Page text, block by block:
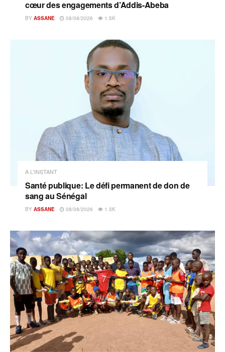
cœur des engagements d’Addis-Abeba
BY ASSANE 08/08/2026 1.5K
A L'INSTANT
Santé publique: Le défi permanent de don de
sang au Sénégal
BY ASSANE 08/08/2026 1.5K